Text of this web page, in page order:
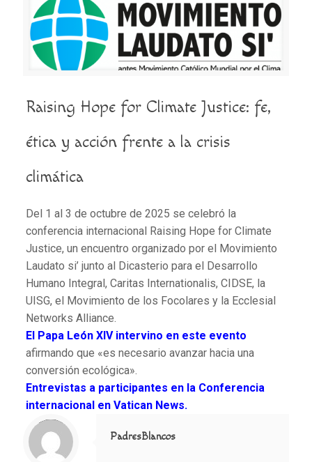
Raising Hope for Climate Justice: fe,
ética y acción frente a la crisis
climática
Del 1 al 3 de octubre de 2025 se celebró la
conferencia internacional Raising Hope for Climate
Justice, un encuentro organizado por el Movimiento
Laudato si’ junto al Dicasterio para el Desarrollo
Humano Integral, Caritas Internationalis, CIDSE, la
UISG, el Movimiento de los Focolares y la Ecclesial
Networks Alliance.
El Papa León XIV intervino en este evento
afirmando que «es necesario avanzar hacia una
conversión ecológica».
Entrevistas a participantes en la Conferencia
internacional en Vatican News.
Notice
: Trying to access array offset on value of type null in
/home/misioner/public_html/padresblancos/themes/betheme/includes/content-single.php
on line
286
PadresBlancos